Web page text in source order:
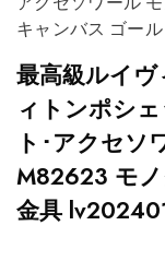
キャンバス ゴー
最高級ルイ
ィトンポシ
ト･アクセソ
M82623 モ
金具